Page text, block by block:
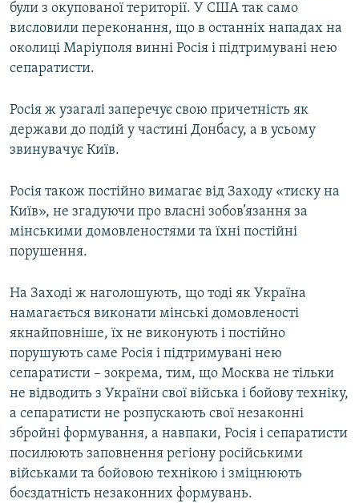
були з окупованої території. У США так само
висловили переконання, що в останніх нападах на
околиці Маріуполя винні Росія і підтримувані нею
сепаратисти.
Росія ж узагалі заперечує свою причетність як
держави до подій у частині Донбасу, а в усьому
звинувачує Київ.
Росія також постійно вимагає від Заходу «тиску на
Київ», не згадуючи про власні зобов’язання за
мінськими домовленостями та їхні постійні
порушення.
На Заході ж наголошують, що тоді як Україна
намагається виконати мінські домовленості
якнайповніше, їх не виконують і постійно
порушують саме Росія і підтримувані нею
сепаратисти – зокрема, тим, що Москва не тільки
не відводить з України свої війська і бойову техніку,
а сепаратисти не розпускають свої незаконні
збройні формування, а навпаки, Росія і сепаратисти
посилюють заповнення регіону російськими
військами та бойовою технікою і зміцнюють
боєздатність незаконних формувань.